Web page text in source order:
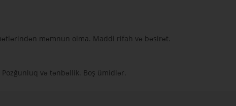
məmnun olma. Maddi rifah və bəsirət.
və tənbəllik. Boş ümidlər.